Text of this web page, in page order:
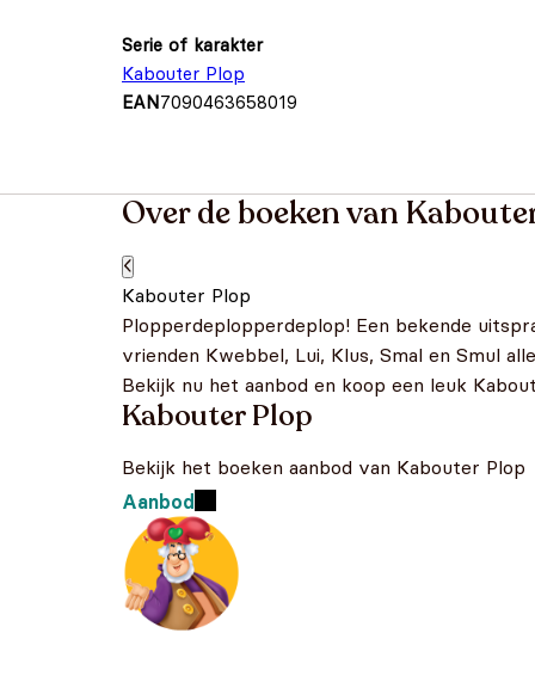
Serie of karakter
Kabouter Plop
EAN7090463658019
Over de boeken van
Kabouter Plop
Plopperdeplopperdeplop! Een bekende
vrienden Kwebbel, Lui, Klus, Smal en Smul
Bekijk nu het aanbod en koop een leuk
Kabouter Plop
Bekijk het boeken aanbod van Kabouter Plop
Aanbod